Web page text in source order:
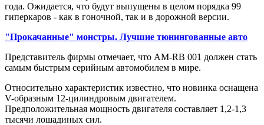
года. Ожидается, что будут выпущены в целом порядка 99
гиперкаров - как в гоночной, так и в дорожной версии.
"Прокачанные" монстры. Лучшие тюнингованные авто
Представитель фирмы отмечает, что AM-RB 001 должен стать
самым быстрым серийным автомобилем в мире.
Относительно характеристик известно, что новинка оснащена
V-образным 12-цилиндровым двигателем.
Предположительная мощность двигателя составляет 1,2-1,3
тысячи лошадиных сил.